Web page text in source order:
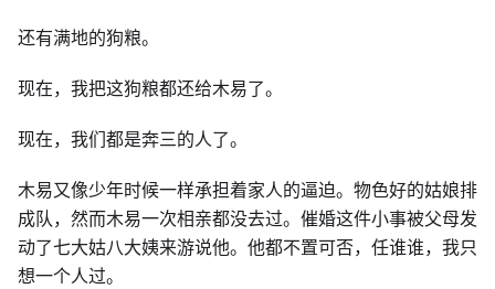
还有满地的狗粮。
现在，我把这狗粮都还给木易了。
现在，我们都是奔三的人了。
木易又像少年时候一样承担着家人的逼迫。物色好的姑娘排
成队，然而木易一次相亲都没去过。催婚这件小事被父母发
动了七大姑八大姨来游说他。他都不置可否，任谁谁，我只
想一个人过。